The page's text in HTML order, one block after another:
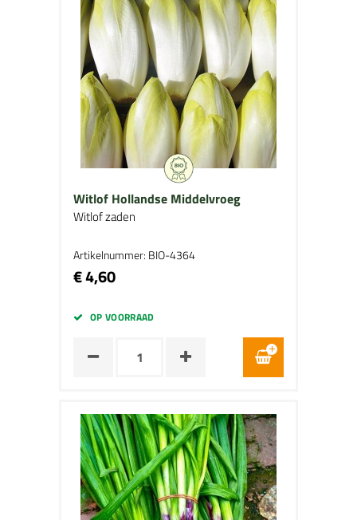
Witlof Hollandse Middelvroeg
Witlof zaden
Artikelnummer: BIO-4364
€ 4,60
OP VOORRAAD